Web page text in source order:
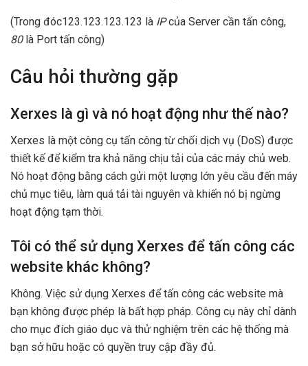
(Trong đóc123.123.123.123 là IPcủa Server cần tấn công,
80là Port tấn công)
Câu hỏi thường gặp
Xerxes là gì và nó hoạt động như thế nào?
Xerxes là một công cụ tấn công từ chối dịch vụ (DoS) được
thiết kế để kiểm tra khả năng chịu tải của các máy chủ web.
Nó hoạt động bằng cách gửi một lượng lớn yêu cầu đến máy
chủ mục tiêu, làm quá tải tài nguyên và khiến nó bị ngừng
hoạt động tạm thời.
Tôi có thể sử dụng Xerxes để tấn công các
website khác không?
Không. Việc sử dụng Xerxes để tấn công các website mà
bạn không được phép là bất hợp pháp. Công cụ này chỉ dành
cho mục đích giáo dục và thử nghiệm trên các hệ thống mà
bạn sở hữu hoặc có quyền truy cập đầy đủ.